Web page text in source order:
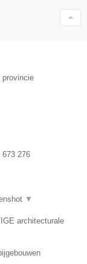
provincie
673 276
▼
architecturale